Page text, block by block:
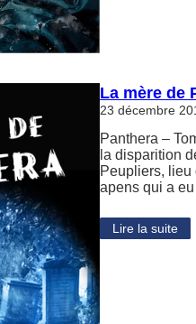
La mère de
23 décembre
Panthera –
la disparition
Peupliers, lieu
apens qui a
Lire la suite